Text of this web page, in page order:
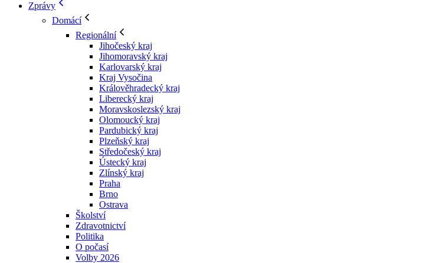
Zprávy
Domácí
Regionální
Jihočeský kraj
Jihomoravský kraj
Karlovarský kraj
Kraj Vysočina
Králověhradecký kraj
Liberecký kraj
Moravskoslezský kraj
Olomoucký kraj
Pardubický kraj
Plzeňský kraj
Středočeský kraj
Ústecký kraj
Zlínský kraj
Praha
Brno
Ostrava
Školství
Zdravotnictví
Politika
O počasí
Volby 2026